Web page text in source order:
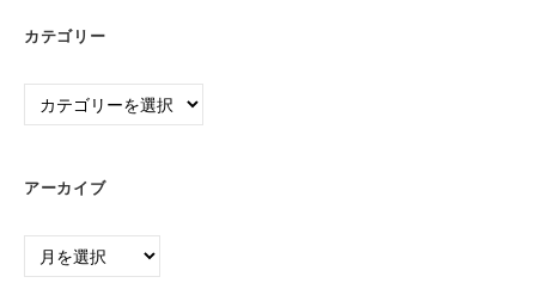
カテゴリー
カ
ー
アーカイブ
ア